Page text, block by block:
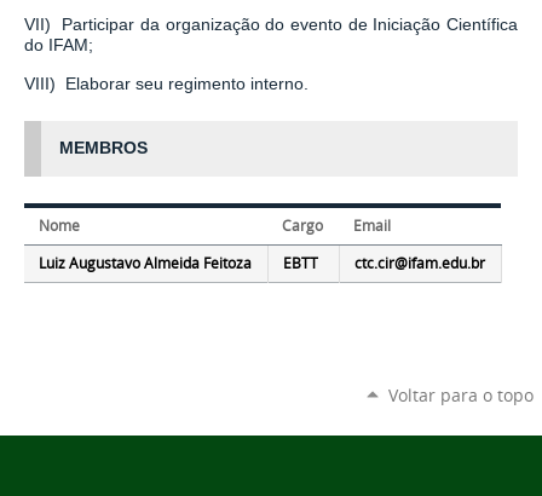
VII) Participar da organização do evento de Iniciação Científica
do IFAM;
VIII) Elaborar seu regimento interno.
MEMBROS
Nome Cargo
Email
Luiz Augustavo Almeida Feitoza
EBTT ctc.cir@ifam.edu.br
Voltar para o topo